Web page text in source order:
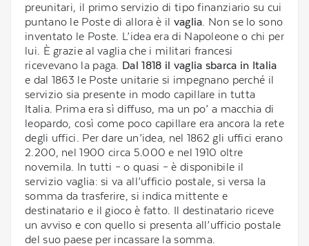
preunitari, il primo servizio di tipo finanziario su cui
puntano le Poste di allora è il vaglia. Non se lo sono
inventato le Poste. L’idea era di Napoleone o chi per
lui. È grazie al vaglia che i militari francesi
ricevevano la paga. Dal 1818 il vaglia sbarca in Italia
e dal 1863 le Poste unitarie si impegnano perché il
servizio sia presente in modo capillare in tutta
Italia. Prima era sì diffuso, ma un po’ a macchia di
leopardo, così come poco capillare era ancora la rete
degli uffici. Per dare un’idea, nel 1862 gli uffici erano
2.200, nel 1900 circa 5.000 e nel 1910 oltre
novemila. In tutti – o quasi – è disponibile il
servizio vaglia: si va all’ufficio postale, si versa la
somma da trasferire, si indica mittente e
destinatario e il gioco è fatto. Il destinatario riceve
un avviso e con quello si presenta all’ufficio postale
del suo paese per incassare la somma.